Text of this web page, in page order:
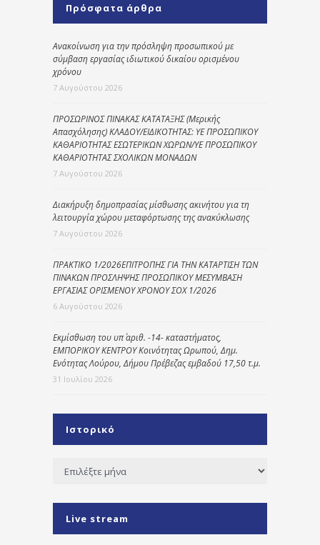
Πρόσφατα άρθρα
Ανακοίνωση για την πρόσληψη προσωπικού με
σύμβαση εργασίας ιδιωτικού δικαίου ορισμένου
χρόνου
7 Αυγούστου 2026
ΠΡΟΣΩΡΙΝΟΣ ΠΙΝΑΚΑΣ ΚΑΤΑΤΑΞΗΣ (Μερικής
Απασχόλησης) ΚΛΑΔΟΥ/ΕΙΔΙΚΟΤΗΤΑΣ: ΥΕ ΠΡΟΣΩΠΙΚΟΥ
ΚΑΘΑΡΙΟΤΗΤΑΣ ΕΣΩΤΕΡΙΚΩΝ ΧΩΡΩΝ/ΥΕ ΠΡΟΣΩΠΙΚΟΥ
ΚΑΘΑΡΙΟΤΗΤΑΣ ΣΧΟΛΙΚΩΝ ΜΟΝΑΔΩΝ
7 Αυγούστου 2026
Διακήρυξη δημοπρασίας μίσθωσης ακινήτου για τη
λειτουργία χώρου μεταφόρτωσης της ανακύκλωσης
7 Αυγούστου 2026
ΠΡΑΚΤΙΚΟ 1/2026ΕΠΙΤΡΟΠΗΣ ΓΙΑ ΤΗΝ ΚΑΤΑΡΤΙΣΗ ΤΩΝ
ΠΙΝΑΚΩΝ ΠΡΟΣΛΗΨΗΣ ΠΡΟΣΩΠΙΚΟΥ ΜΕΣΥΜΒΑΣΗ
ΕΡΓΑΣΙΑΣ ΟΡΙΣΜΕΝΟΥ ΧΡΟΝΟΥ ΣΟΧ 1/2026
6 Αυγούστου 2026
Εκμίσθωση του υπ΄ αριθ. -14- καταστήματος,
ΕΜΠΟΡΙΚΟΥ ΚΕΝΤΡΟΥ Κοινότητας Ωρωπού, Δημ.
Ενότητας Λούρου, Δήμου Πρέβεζας εμβαδού 17,50 τ.μ.
31 Ιουλίου 2026
Ιστορικό
Ιστορικό
Live stream